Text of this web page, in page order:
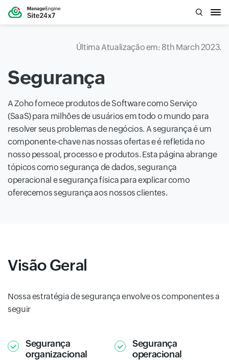
Última Atualização em: 8th March 2023.
Segurança
A Zoho fornece produtos de Software como Serviço
(SaaS) para milhões de usuários em todo o mundo para
resolver seus problemas de negócios. A segurança é um
componente-chave nas nossas ofertas e é refletida no
nosso pessoal, processo e produtos. Esta página abrange
tópicos como segurança de dados, segurança
operacional e segurança física para explicar como
oferecemos segurança aos nossos clientes.
Visão Geral
Nossa estratégia de segurança envolve os componentes a
seguir
Segurança
organizacional
Segurança
operacional